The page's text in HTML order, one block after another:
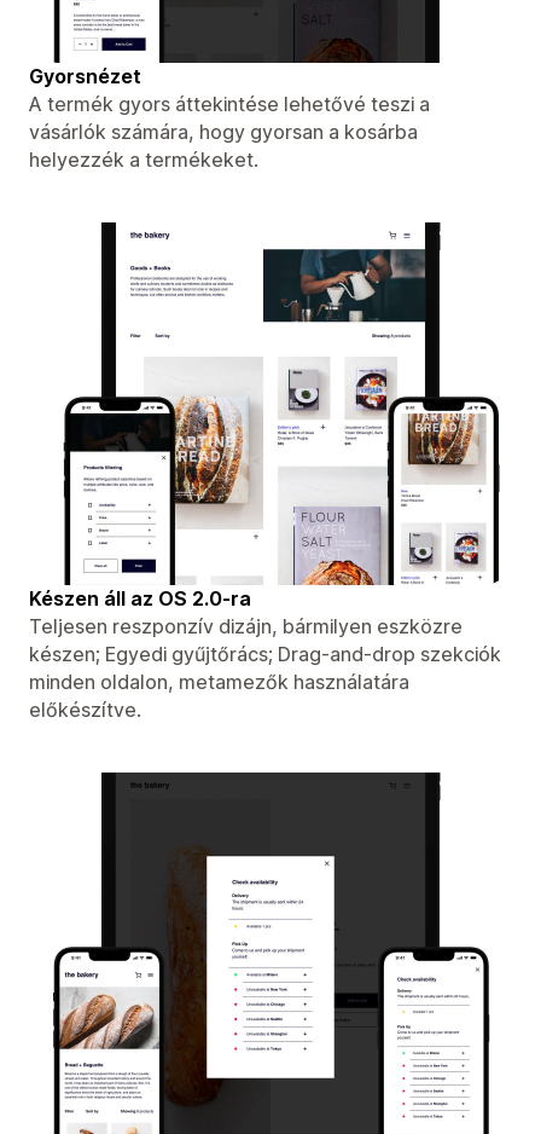
Gyorsnézet
A termék gyors áttekintése lehetővé teszi a
vásárlók számára, hogy gyorsan a kosárba
helyezzék a termékeket.
Készen áll az OS 2.0-ra
Teljesen reszponzív dizájn, bármilyen eszközre
készen; Egyedi gyűjtőrács; Drag-and-drop szekciók
minden oldalon, metamezők használatára
előkészítve.